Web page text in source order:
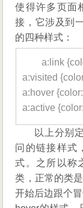
使得许多页面
接，它涉及到
的四种样式：
a:link
a:visited
a:hover
a:active
以上分别
问的链接样式
式。之所以称
类，正常的类
开始后边跟个